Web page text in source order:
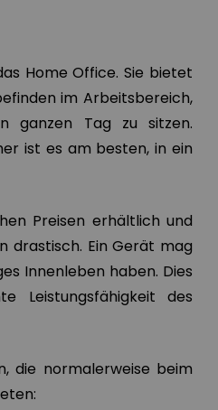
Home Office. Sie bietet
im Arbeitsbereich,
ganzen Tag zu sitzen.
ist es am besten, in ein
Preisen erhältlich und
drastisch. Ein Gerät mag
Innenleben haben. Dies
Leistungsfähigkeit des
die normalerweise beim